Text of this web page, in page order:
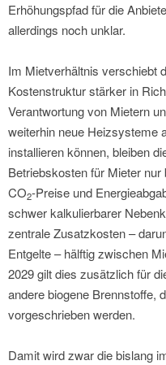
Erhöhungspfad für die
allerdings noch unklar.
Im Mietverhältnis verschiebt
Kostenstruktur stärker in
Verantwortung von Mietern
weiterhin neue Heizsysteme
installieren können, bleiben
Betriebskosten für Mieter
CO2-Preise und
schwer kalkulierbarer
zentrale Zusatzkosten –
Entgelte – hälftig zwischen
2029 gilt dies zusätzlich für
andere biogene Brennstoffe,
vorgeschrieben werden.
Damit wird zwar die bislang